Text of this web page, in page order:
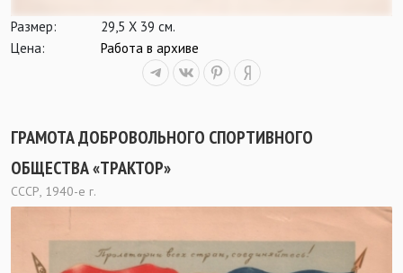
Размер:
29,5 Х 39 см.
Цена:
Работа в архиве
ГРАМОТА ДОБРОВОЛЬНОГО СПОРТИВНОГО
ОБЩЕСТВА «ТРАКТОР»
СССР, 1940-е г.